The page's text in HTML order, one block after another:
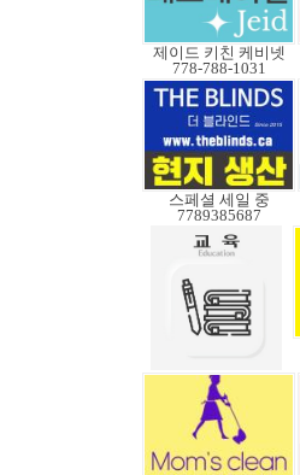
제이드 키친 케비넷
778-788-1031
스페셜 세일 중
7789385687